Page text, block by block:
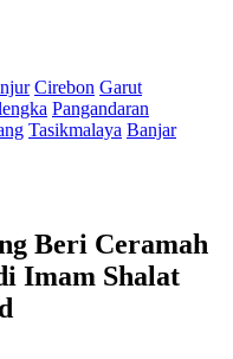
Cirebon Garut
Pangandaran
Tasikmalaya Banjar
Beri Ceramah
Imam Shalat